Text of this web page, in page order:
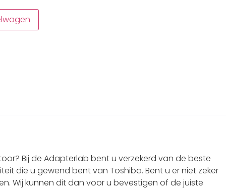
Bij de Adapterlab bent u verzekerd van de beste
die u gewend bent van Toshiba. Bent u er niet zeker
Wij kunnen dit dan voor u bevestigen of de juiste